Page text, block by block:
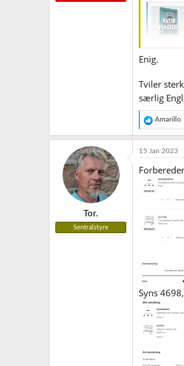
Enig.
Tviler
særlig
R
e
a
o
Amarillo
Tor.
Sentralstyre
15 Jan 2023
Syns